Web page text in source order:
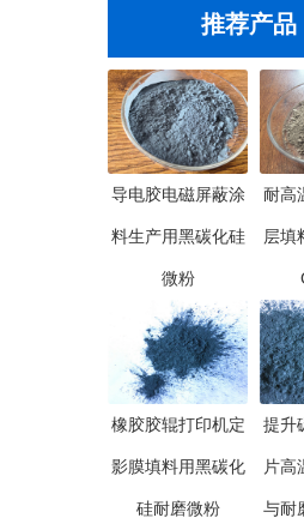
推荐产品
导电胶电磁屏蔽涂
料生产用黑碳化硅
微粉
耐高
层填
橡胶胶辊打印机定
影膜填料用黑碳化
硅耐磨微粉
提升
片高
与耐